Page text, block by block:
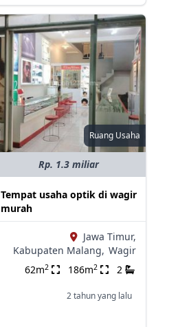
Ruang Usaha
Rp. 1.3 miliar
Tempat usaha optik di wagir
murah
Jawa Timur,
Kabupaten Malang, Wagir
62m2 186m2 2
2 tahun yang lalu